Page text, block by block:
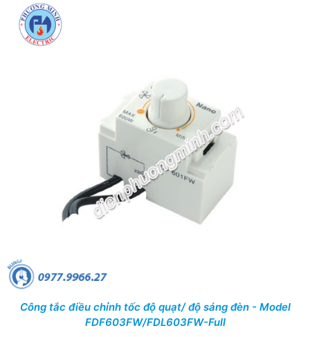
Công tắc điều chỉnh tốc độ quạt/ độ sáng đèn - Model
FDF603FW/FDL603FW-Full